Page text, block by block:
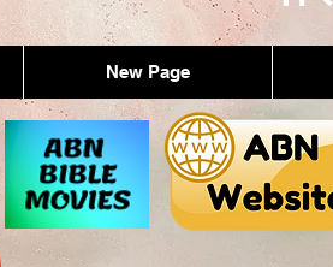
New Page